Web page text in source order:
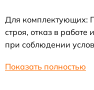
Для комплектующих:
строя, отказ в
при соблюдении
Показать полностью